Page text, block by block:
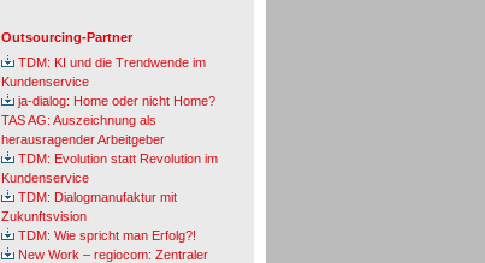
Outsourcing-Partner
TDM: KI und die Trendwende im
Kundenservice
ja-dialog: Home oder nicht Home?
TAS AG: Auszeichnung als
herausragender Arbeitgeber
TDM: Evolution statt Revolution im
Kundenservice
TDM: Dialogmanufaktur mit
Zukunftsvision
TDM: Wie spricht man Erfolg?!
New Work – regiocom: Zentraler